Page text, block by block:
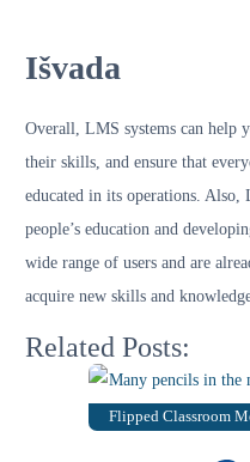
Išvada
Overall, LMS systems can help
their skills, and ensure that
educated in its operations.
people’s education and
wide range of users and are
acquire new skills and
Related Posts:
Flipped Classroom